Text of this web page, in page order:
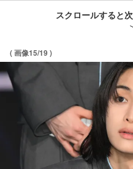
スクロールすると
( 画像15/19 )